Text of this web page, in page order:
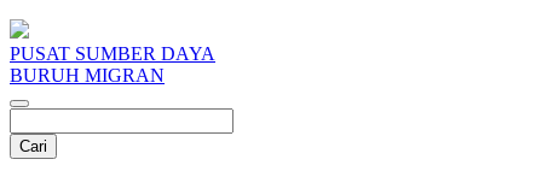
PUSAT SUMBER DAYA
BURUH MIGRAN